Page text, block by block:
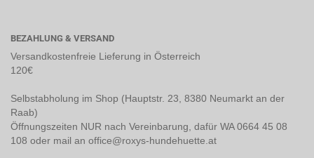
BEZAHLUNG & VERSAND
Versandkostenfreie Lieferung in Österreich
120€
Selbstabholung im Shop (Hauptstr. 23, 8380 Neumarkt an der
Raab)
Öffnungszeiten NUR nach Vereinbarung, dafür WA 0664 45 08
108 oder mail an office@roxys-hundehuette.at